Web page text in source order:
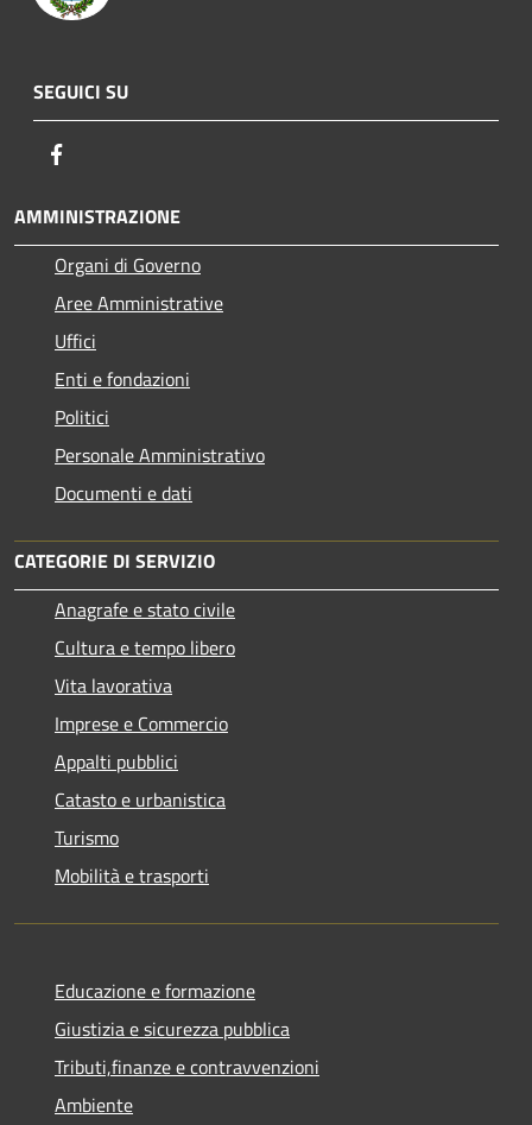
SEGUICI SU
AMMINISTRAZIONE
Organi di Governo
Aree Amministrative
Uffici
Enti e fondazioni
Politici
Personale Amministrativo
Documenti e dati
CATEGORIE DI SERVIZIO
Anagrafe e stato civile
Cultura e tempo libero
Vita lavorativa
Imprese e Commercio
Appalti pubblici
Catasto e urbanistica
Turismo
Mobilità e trasporti
Educazione e formazione
Giustizia e sicurezza pubblica
Tributi,finanze e contravvenzioni
Ambiente